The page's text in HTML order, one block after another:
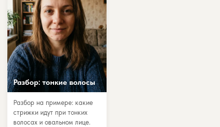
Разбор: тонкие волосы
Разбор на примере: какие
стрижки идут при тонких
волосах и овальном лице.